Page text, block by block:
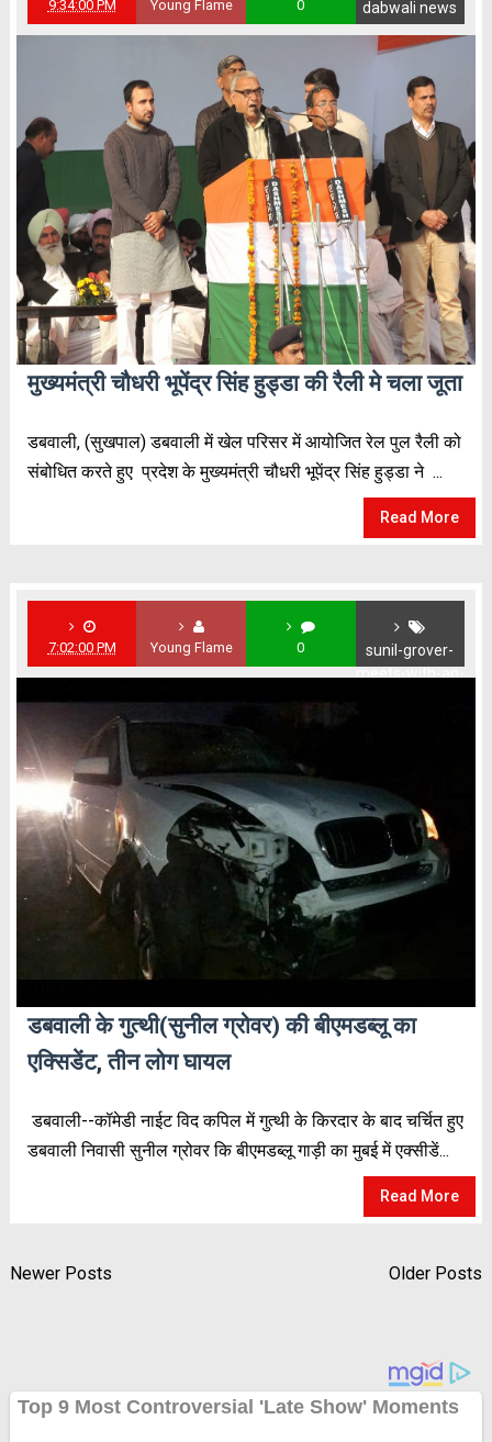
9:34:00 PM Young Flame 0 dabwali news
मुख्यमंत्री चौधरी भूपेंद्र सिंह हुड्डा की रैली मे चला जूता
डबवाली, (सुखपाल) डबवाली में खेल परिसर में आयोजित रेल पुल रैली को
संबोधित करते हुए प्रदेश के मुख्यमंत्री चौधरी भूपेंद्र सिंह हुड्डा ने ...
Read More
7:02:00 PM Young Flame 0
sunil-grover-
डबवाली के गुत्थी(सुनील ग्रोवर) की बीएमडब्लू का
एक्सिडेंट, तीन लोग घायल
डबवाली--कॉमेडी नाईट विद कपिल में गुत्थी के किरदार के बाद चर्चित हुए
डबवाली निवासी सुनील ग्रोवर कि बीएमडब्लू गाड़ी का मुबई में एक्सीडें...
Read More
Newer Posts Older Posts